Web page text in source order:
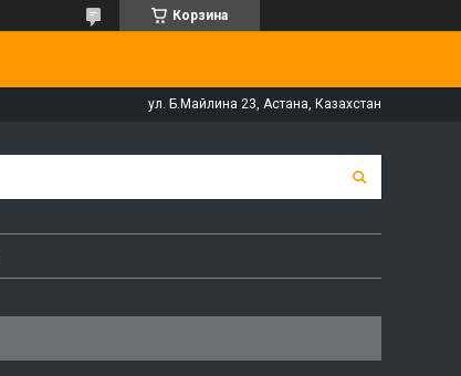
Корзина
ул. Б.Майлина 23, Астана, Казахстан